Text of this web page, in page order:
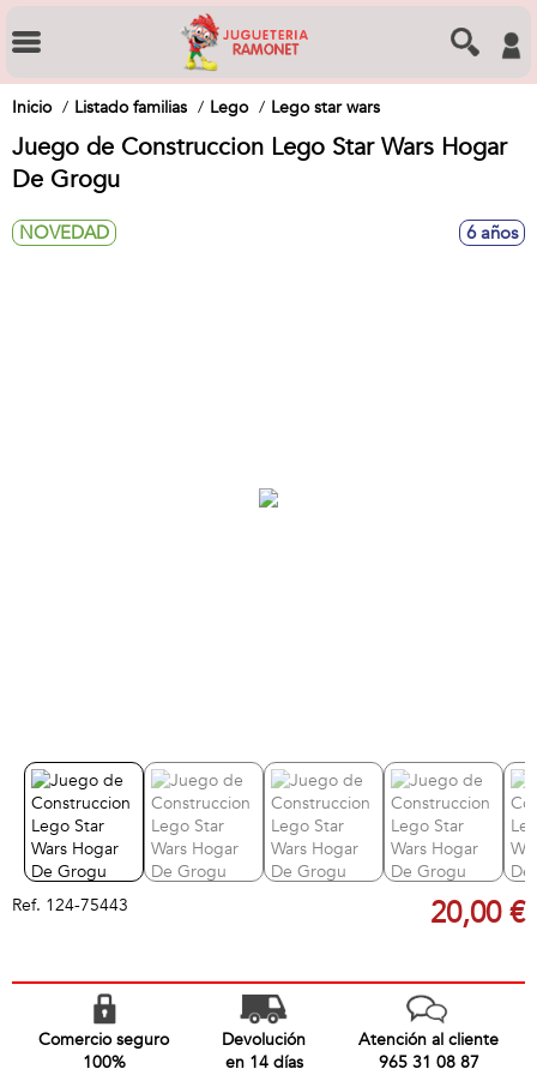
Inicio Listado familias Lego Lego star wars
Juego de Construccion Lego Star Wars Hogar
De Grogu
NOVEDAD 6 años
Ref. 124-75443 20,00 €
Comercio seguro
100%
Devolución
en 14 días
Atención al cliente
965 31 08 87